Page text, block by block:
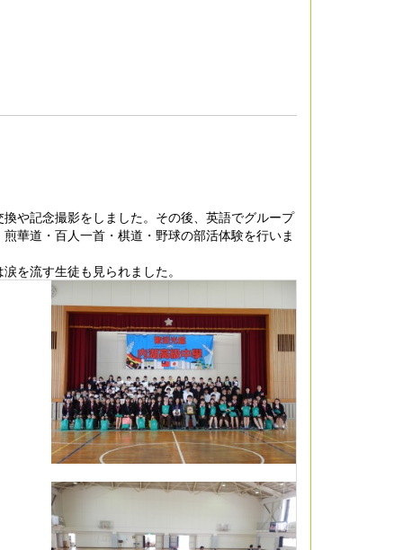
や記念撮影をしました。その後、英語でグループ
華道・百人一首・棋道・野球の部活体験を行いま
を流す生徒も見られました。